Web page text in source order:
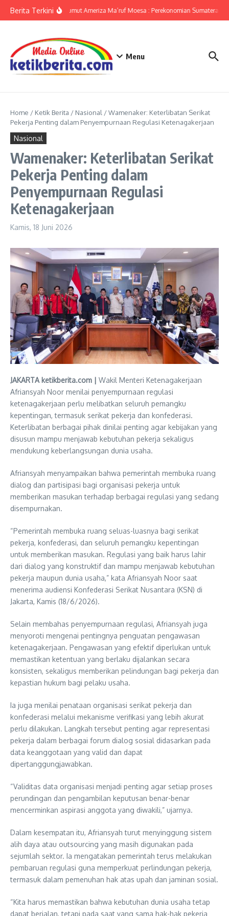
Berita TerkiniKPwBI Sumut Ameriza Ma’ruf Moesa : Perekonomian Sumatera
Menu
Home / Ketik Berita / Nasional /Wamenaker: Keterlibatan Serikat
Pekerja Penting dalam Penyempurnaan Regulasi Ketenagakerjaan
Nasional
Wamenaker: Keterlibatan Serikat
Pekerja Penting dalam
Penyempurnaan Regulasi
Ketenagakerjaan
Kamis, 18 Juni 2026
JAKARTA ketikberita.com | Wakil Menteri Ketenagakerjaan
Afriansyah Noor menilai penyempurnaan regulasi
ketenagakerjaan perlu melibatkan seluruh pemangku
kepentingan, termasuk serikat pekerja dan konfederasi.
Keterlibatan berbagai pihak dinilai penting agar kebijakan yang
disusun mampu menjawab kebutuhan pekerja sekaligus
mendukung keberlangsungan dunia usaha.
Afriansyah menyampaikan bahwa pemerintah membuka ruang
dialog dan partisipasi bagi organisasi pekerja untuk
memberikan masukan terhadap berbagai regulasi yang sedang
disempurnakan.
“Pemerintah membuka ruang seluas-luasnya bagi serikat
pekerja, konfederasi, dan seluruh pemangku kepentingan
untuk memberikan masukan. Regulasi yang baik harus lahir
dari dialog yang konstruktif dan mampu menjawab kebutuhan
pekerja maupun dunia usaha,” kata Afriansyah Noor saat
menerima audiensi Konfederasi Serikat Nusantara (KSN) di
Jakarta, Kamis (18/6/2026).
Selain membahas penyempurnaan regulasi, Afriansyah juga
menyoroti mengenai pentingnya penguatan pengawasan
ketenagakerjaan. Pengawasan yang efektif diperlukan untuk
memastikan ketentuan yang berlaku dijalankan secara
konsisten, sekaligus memberikan pelindungan bagi pekerja dan
kepastian hukum bagi pelaku usaha.
Ia juga menilai penataan organisasi serikat pekerja dan
konfederasi melalui mekanisme verifikasi yang lebih akurat
perlu dilakukan. Langkah tersebut penting agar representasi
pekerja dalam berbagai forum dialog sosial didasarkan pada
data keanggotaan yang valid dan dapat
dipertanggungjawabkan.
“Validitas data organisasi menjadi penting agar setiap proses
perundingan dan pengambilan keputusan benar-benar
mencerminkan aspirasi anggota yang diwakili,” ujarnya.
Dalam kesempatan itu, Afriansyah turut menyinggung sistem
alih daya atau outsourcing yang masih digunakan pada
sejumlah sektor. Ia mengatakan pemerintah terus melakukan
pembaruan regulasi guna memperkuat perlindungan pekerja,
termasuk dalam pemenuhan hak atas upah dan jaminan sosial.
“Kita harus memastikan bahwa kebutuhan dunia usaha tetap
dapat berjalan, tetapi pada saat yang sama hak-hak pekerja